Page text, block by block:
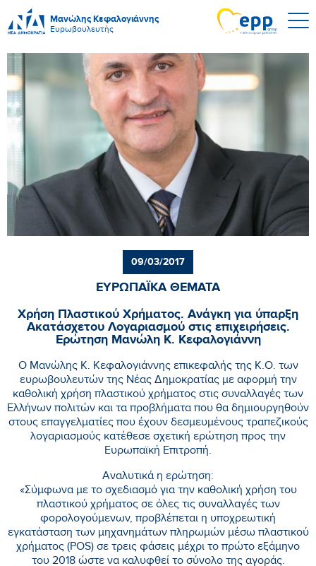
Μανώλης Κεφαλογιάννης
Ευρωβουλευτής
09/03/2017
ΕΥΡΩΠΑΪΚΑ ΘΕΜΑΤΑ
Χρήση Πλαστικού Χρήματος. Ανάγκη για ύπαρξη
Ακατάσχετου Λογαριασμού στις επιχειρήσεις.
Ερώτηση Μανώλη Κ. Κεφαλογιάννη
Ο Μανώλης Κ. Κεφαλογιάννης επικεφαλής της Κ.Ο. των
ευρωβουλευτών της Νέας Δημοκρατίας με αφορμή την
καθολική χρήση πλαστικού χρήματος στις συναλλαγές των
Ελλήνων πολιτών και τα προβλήματα που θα δημιουργηθούν
στους επαγγελματίες που έχουν δεσμευμένους τραπεζικούς
λογαριασμούς κατέθεσε σχετική ερώτηση προς την
Ευρωπαϊκή Επιτροπή.
Αναλυτικά η ερώτηση:
«Σύμφωνα με το σχεδιασμό για την καθολική χρήση του
πλαστικού χρήματος σε όλες τις συναλλαγές των
φορολογούμενων, προβλέπεται η υποχρεωτική
εγκατάσταση των μηχανημάτων πληρωμών μέσω πλαστικού
χρήματος (POS) σε τρεις φάσεις μέχρι το πρώτο εξάμηνο
του 2018 ώστε να καλυφθεί το σύνολο της αγοράς.